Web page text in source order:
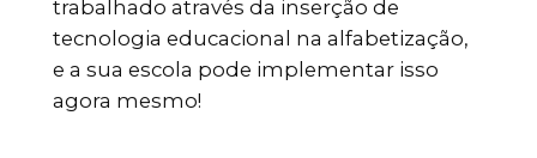
trabalhado através da inserção de
tecnologia educacional na alfabetização,
e a sua escola pode implementar isso
agora mesmo!